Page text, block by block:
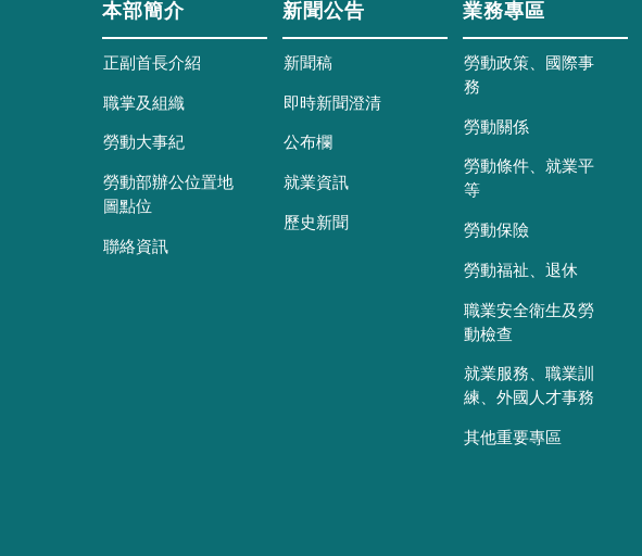
本部簡介
正副首長介紹
職掌及組織
勞動大事紀
勞動部辦公位置地
圖點位
聯絡資訊
新聞公告
新聞稿
即時新聞澄清
公布欄
就業資訊
歷史新聞
業務專區
勞動政策、國際事
務
勞動關係
勞動條件、就業平
等
勞動保險
勞動福祉、退休
職業安全衛生及勞
動檢查
就業服務、職業訓
練、外國人才事務
其他重要專區